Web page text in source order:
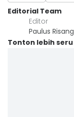
Editorial Team
Editor
Paulus Risang
Tonton lebih